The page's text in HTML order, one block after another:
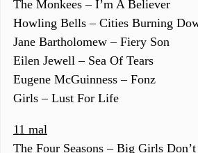
The Monkees – I’m A Believer
Howling Bells – Cities Burning
Jane Bartholomew – Fiery Son
Eilen Jewell – Sea Of Tears
Eugene McGuinness – Fonz
Girls – Lust For Life
11 mal
The Four Seasons – Big Girls